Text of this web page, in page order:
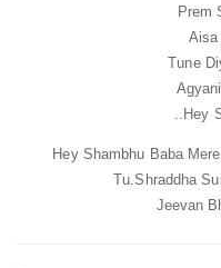
Prem
Aisa
Tune
..Hey
Hey Shambhu Baba
Tu.Shraddha
Jeevan